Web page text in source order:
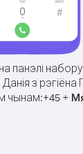
панэлі
Данія з
чынам:+45+